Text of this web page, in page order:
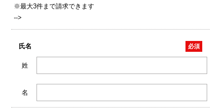
※最大3件まで請求できます
-->
氏名
姓
名